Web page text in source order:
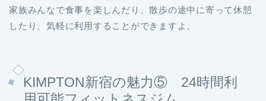
家族みんなで食事を楽しんだり、散歩の途中に寄って休憩
したり、気軽に利用することができますよ。
KIMPTON新宿の魅力⑤ 24時間利